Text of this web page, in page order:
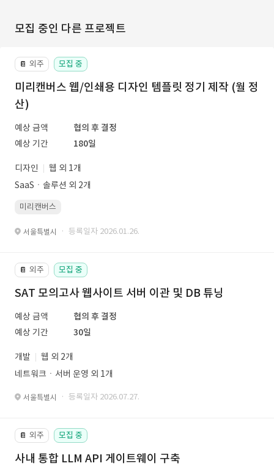
모집 중인 다른 프로젝트
📔 외주 모집 중
미리캔버스 웹/인쇄용 디자인 템플릿 정기 제작 (월 정
산)
예상 금액
협의 후 결정
예상 기간
180일
디자인
웹 외 1개
SaaSㆍ솔루션 외 2개
미리캔버스
서울특별시 · 등록일자 2026.01.26.
📔 외주 모집 중
SAT 모의고사 웹사이트 서버 이관 및 DB 튜닝
예상 금액
협의 후 결정
예상 기간
30일
개발
웹 외 2개
네트워크ㆍ서버 운영 외 1개
서울특별시 · 등록일자 2026.07.27.
📔 외주 모집 중
사내 통합 LLM API 게이트웨이 구축